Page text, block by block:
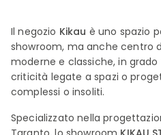
Il negozio Kikau è uno spazio
showroom, ma anche centro
moderne e classiche, in
criticità legate a spazi o
complessi o insoliti.
Specializzato nella